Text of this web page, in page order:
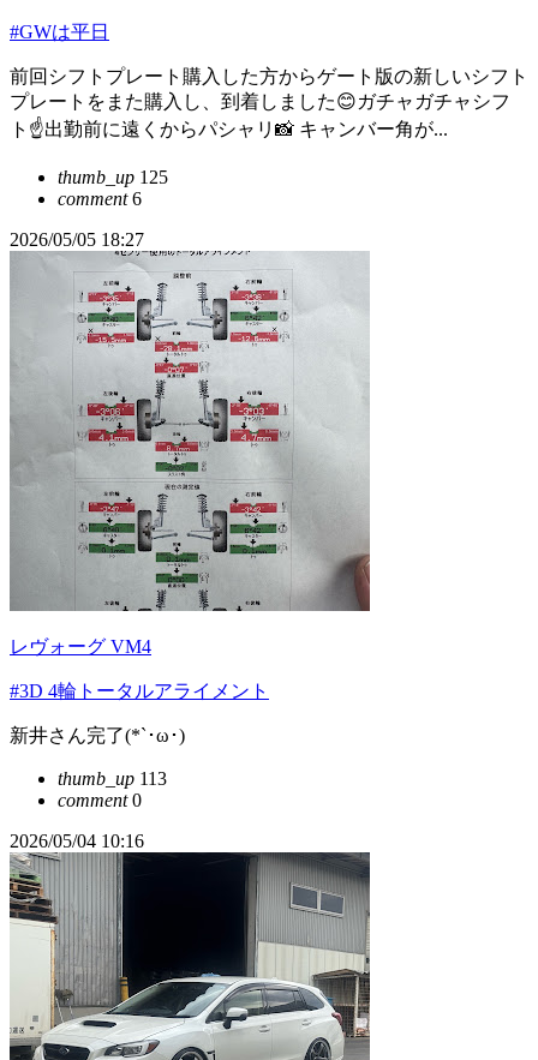
#GWは平日
前回シフトプレート購入した方からゲート版の新しいシフト
プレートをまた購入し、到着しました😊ガチャガチャシフ
ト☝️出勤前に遠くからパシャリ📸 キャンバー角が...
thumb_up 125
comment6
2026/05/05 18:27
レヴォーグ VM4
#3D 4輪トータルアライメント
新井さん完了(*`･ω･)ゞ
thumb_up 113
comment0
2026/05/04 10:16